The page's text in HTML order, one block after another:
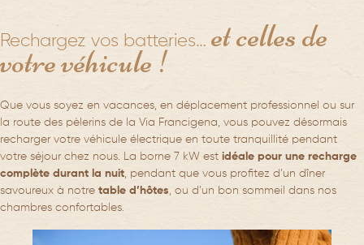
Rechargez vos batteries… et celles de
votre véhicule !
Que vous soyez en vacances, en déplacement professionnel ou sur
la route des pèlerins de la Via Francigena, vous pouvez désormais
recharger votre véhicule électrique en toute tranquillité pendant
votre séjour chez nous. La borne 7 kW est idéale pour une recharge
complète durant la nuit, pendant que vous profitez d’un dîner
savoureux à notre table d’hôtes, ou d’un bon sommeil dans nos
chambres confortables.